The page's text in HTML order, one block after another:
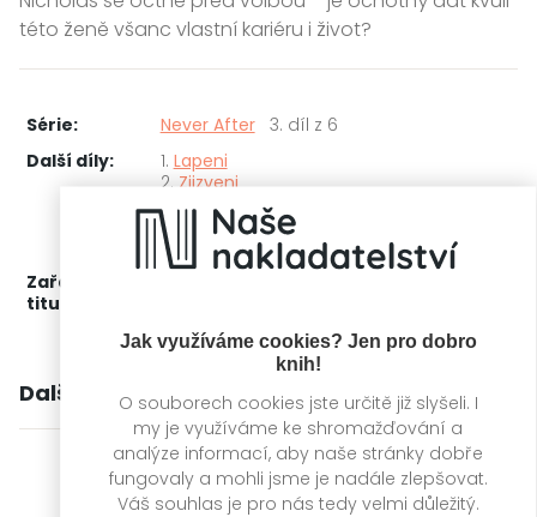
Jak využíváme cookies? Jen pro dobro
knih!
O souborech cookies jste určitě již slyšeli. I
my je využíváme ke shromažďování a
analýze informací, aby naše stránky dobře
fungovaly a mohli jsme je nadále zlepšovat.
Váš souhlas je pro nás tedy velmi důležitý.
této ženě všanc vlastní kariéru i život?
Série: Never After
3. díl z 6
Další díly:
1. Lapeni
2. Zjizveni
4.Oslněni
5.
Svedeni
6.
Pohlceni
Zařažení
titulu:
Další knihy autora